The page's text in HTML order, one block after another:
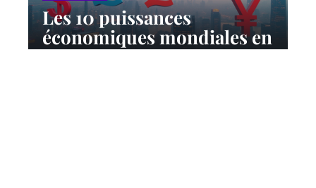
Les 10 puissances
économiques mondiales en
2024 : classement et